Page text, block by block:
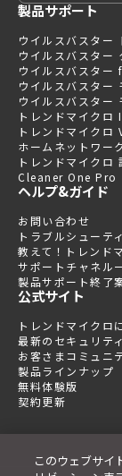
このウェブサイ
製品サポート
ウイルスバスター
ウイルスバスター
ウイルスバスター
ウイルスバスタ
ウイルスバスター
トレンドマイクロ
トレンドマイクロ
ホームネットワー
トレンドマイクロ
Cleaner One Pro
ヘルプ&ガイド
お問い合わせ
トラブルシューテ
教えて！トレンド
サポートチャネル
製品サポート終了
公式サイト
トレンドマイクロ
最新のセキュリテ
お客さまコミュニ
製品ラインナップ
無料体験版
契約更新